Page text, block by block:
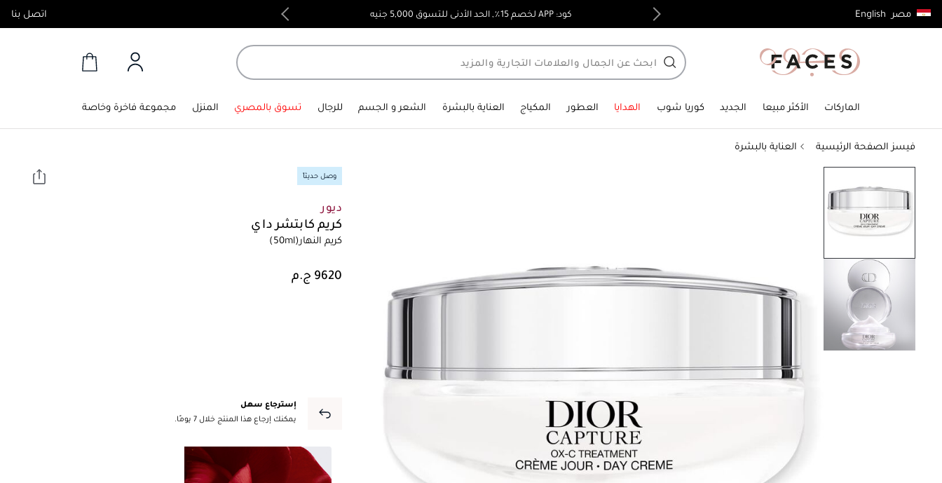
مصر English اتصل بنا كود: APP لخصم 15٪, الحد الأدنى للتسوق 5,000 جنيه توصيل مجاني لجميع الطلبات فوق 4,000ج.م
الماركات الأكثر مبيعا الجديد كوريا شوب الهدايا العطور المكياج العناية بالبشرة الشعر و الجسم للرجال تسوق بالمصري المنزل مجموعة فاخرة وخاصة
فيسز الصفحة الرئيسية العناية بالبشرة
وصل حديثاً
ديور
كريم كابتشر داي
كريم النهار(50ml)
إسترجاع سهل
يمكنك إرجاع هذا المنتج خلال 7 يومًا.